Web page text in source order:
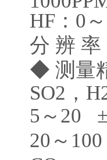
HF：0
分 辨
◆ 测量
SO2，
5～20
20～